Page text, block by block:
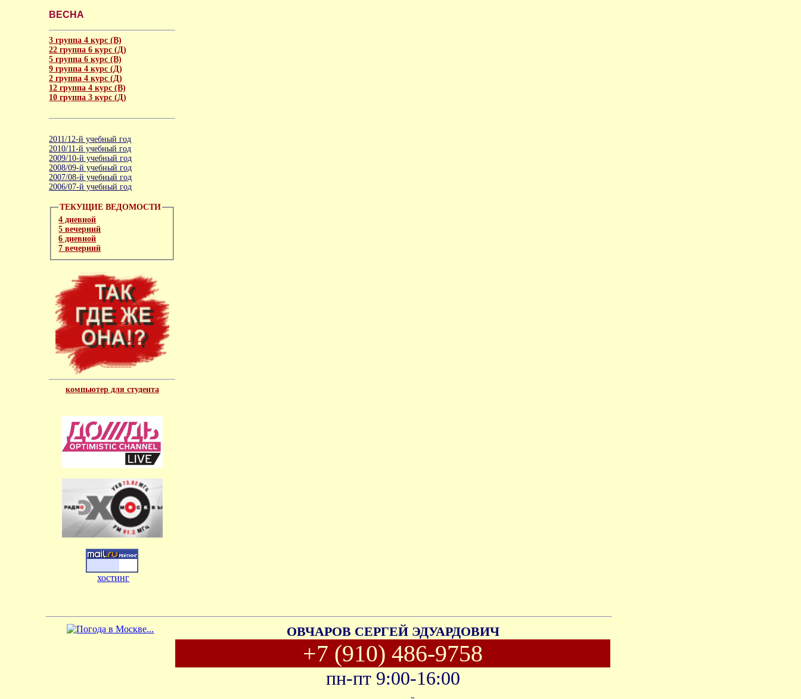
ВЕСНА
3 группа 4 курс (В)
22 группа 6 курс (Д)
5 группа 6 курс (В)
9 группа 4 курс (Д)
2 группа 4 курс (Д)
12 группа 4 курс (В)
10 группа 3 курс (Д)
2011/12-й учебный год
2010/11-й учебный год
2009/10-й учебный год
2008/09-й учебный год
2007/08-й учебный год
2006/07-й учебный год
ТЕКУЩИЕ ВЕДОМОСТИ
4 дневной
5 вечерний
6 дневной
7 вечерний
компьютер для студента
хостинг
ОВЧАРОВ СЕРГЕЙ ЭДУАРДОВИЧ
+7 (910) 486-9758
пн-пт 9:00-16:00